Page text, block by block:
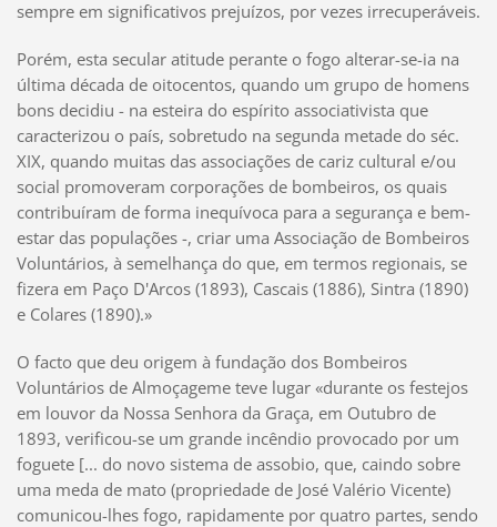
sempre em significativos prejuízos, por vezes irrecuperáveis.
Porém, esta secular atitude perante o fogo alterar-se-ia na
última década de oitocentos, quando um grupo de homens
bons decidiu - na esteira do espírito associativista que
caracterizou o país, sobretudo na segunda metade do séc.
XIX, quando muitas das associações de cariz cultural e/ou
social promoveram corporações de bombeiros, os quais
contribuíram de forma inequívoca para a segurança e bem-
estar das populações -, criar uma Associação de Bombeiros
Voluntários, à semelhança do que, em termos regionais, se
fizera em Paço D'Arcos (1893), Cascais (1886), Sintra (1890)
e Colares (1890).»
O facto que deu origem à fundação dos Bombeiros
Voluntários de Almoçageme teve lugar «durante os festejos
em louvor da Nossa Senhora da Graça, em Outubro de
1893, verificou-se um grande incêndio provocado por um
foguete [... do novo sistema de assobio, que, caindo sobre
uma meda de mato (propriedade de José Valério Vicente)
comunicou-lhes fogo, rapidamente por quatro partes, sendo